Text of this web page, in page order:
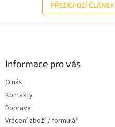
PŘEDCHOZÍ ČLÁNEK
Informace pro vás
O nás
Kontakty
Doprava
Vrácení zboží / formulář